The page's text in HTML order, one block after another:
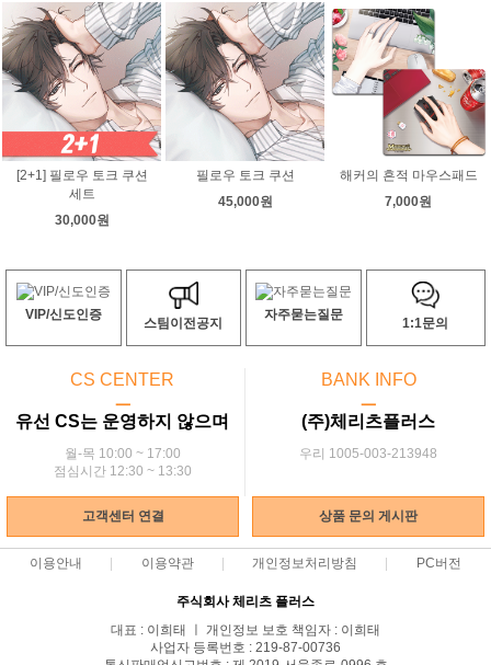
[2+1] 필로우 토크 쿠션
세트
30,000원
필로우 토크 쿠션
45,000원
해커의 흔적 마우스패드
7,000원
VIP/신도인증
스팀이전공지
자주묻는질문
1:1문의
CS CENTER
ㅡ
유선 CS는 운영하지 않으며
월-목 10:00 ~ 17:00
점심시간 12:30 ~ 13:30
BANK INFO
ㅡ
(주)체리츠플러스
우리 1005-003-213948
고객센터 연결 상품 문의 게시판
이용안내 이용약관 개인정보처리방침 PC버전
주식회사 체리츠 플러스
대표 : 이희태 ㅣ 개인정보 보호 책임자 : 이희태
사업자 등록번호 : 219-87-00736